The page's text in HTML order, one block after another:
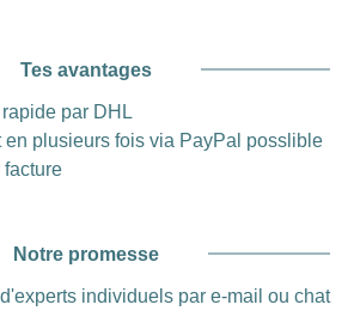
Tes avantages
par DHL
en plusieurs fois via PayPal posslible
facture
Notre promesse
individuels par e-mail ou chat